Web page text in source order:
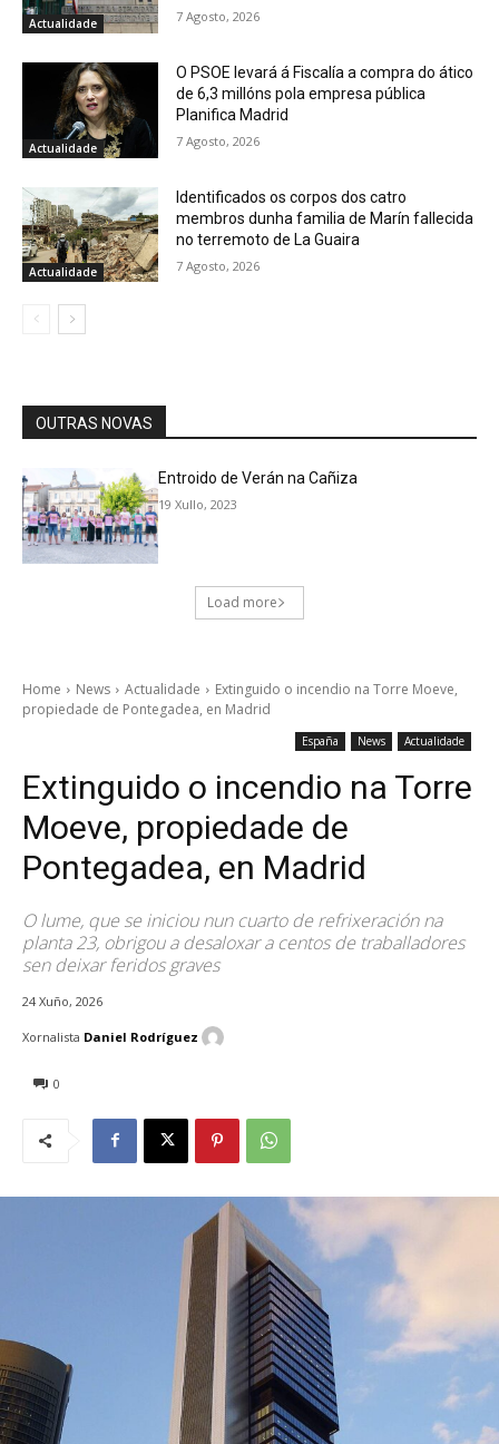
Actualidade 7 Agosto, 2026
Actualidade
O PSOE levará á Fiscalía a compra do ático
de 6,3 millóns pola empresa pública
Planifica Madrid
7 Agosto, 2026
Actualidade
Identificados os corpos dos catro
membros dunha familia de Marín fallecida
no terremoto de La Guaira
7 Agosto, 2026
OUTRAS NOVAS
Entroido de Verán na Cañiza
19 Xullo, 2023
Load more